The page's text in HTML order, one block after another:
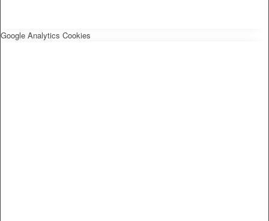
Google Analytics Cookies